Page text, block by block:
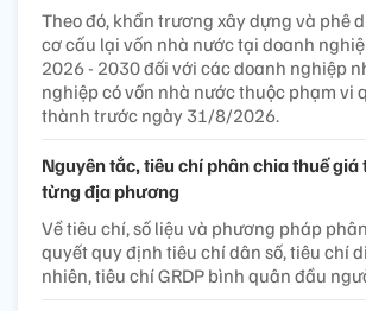
Theo đó, khẩn trương xây dựng và phê
cơ cấu lại vốn nhà nước tại doanh
2026 - 2030 đối với các doanh nghiệp
nghiệp có vốn nhà nước thuộc phạm vi
thành trước ngày 31/8/2026.
Nguyên tắc, tiêu chí phân chia thuế
từng địa phương
Về tiêu chí, số liệu và phương pháp
quyết quy định tiêu chí dân số, tiêu chí
nhiên, tiêu chí GRDP bình quân đầu